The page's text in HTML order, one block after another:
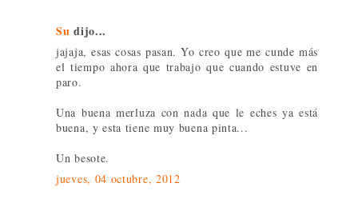
Su dijo...
jajaja, esas cosas pasan. Yo creo que me cunde más
el tiempo ahora que trabajo que cuando estuve en
paro.
Una buena merluza con nada que le eches ya está
buena, y esta tiene muy buena pinta...
Un besote.
jueves, 04 octubre, 2012